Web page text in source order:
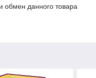
обмен данного товара